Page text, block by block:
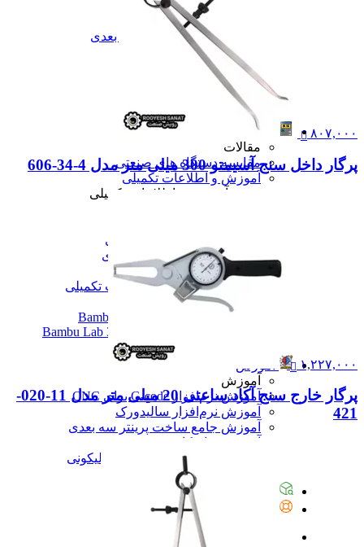
تعمیرات دستگاه CNC
تعمیرات دستگاه اسکن سه بعدی
تعمیرات دستگاه پرینتر 3D
تعمیرات دستگاه برش لیزر
تعمیرات دستگاه تراشکاری
تعمیرات دستگاه فرزکاری
همه تعمیرات
مقالات
مقالات
مقایسه دستگاه های صنعتی
آموزش و اطلاعات تکمیلی
آموزش و اطلاعات تکمیلی
آموزش پرینتر سه بعدی
آموزش اسکنر سه بعدی
آموزش CNC
همه آموزش و اطلاعات تکمیلی
نمایندگی پرینتر ۳ بعدی Bambu Lab
Bambu Lab 3D Printer Official Distributor
آموزش
آموزش نرم‌افزار G-code برای CNC
آموزش نرم‌افزار سالیدورک
آموزش جامع ساخت پرینتر سه بعدی
آموزش تراشکاری
آموزش کامل ساخت قالب سیلیکونی
پیگیری سفارشات
۸۰۷,۰۰۰
پرگار داخل سنج آسیمتو 300 میلی متر مدل 4-34-606
۱,۲۲۷,۰۰۰
پرگار خارج سنج آکاد ساعتی 20 میلی متر مدل 11-020-
421